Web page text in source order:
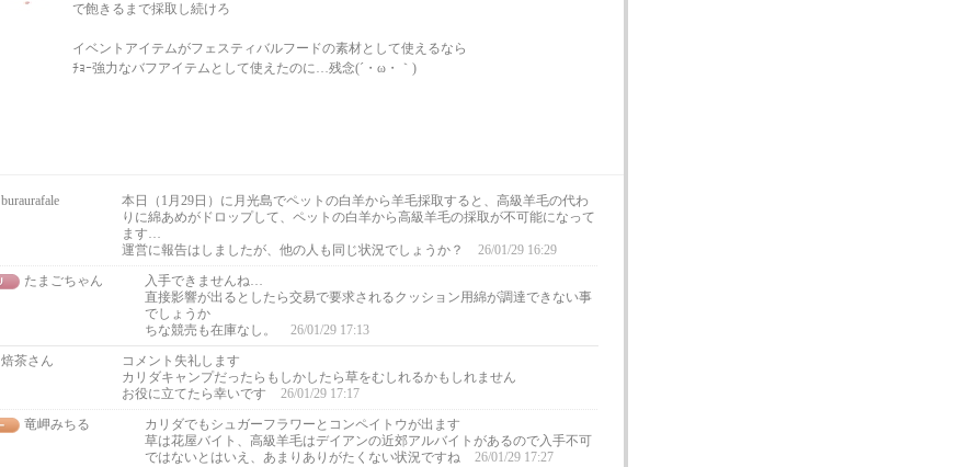
で飽きるまで採取し続けろ
イベントアイテムがフェスティバルフードの素材として使えるなら
ﾁｮｰ強力なバフアイテムとして使えたのに…残念(´・ω・｀)
buraurafale
本日（1月29日）に月光島でペットの白羊から羊毛採取すると、高級羊毛の代わ
りに綿あめがドロップして、ペットの白羊から高級羊毛の採取が不可能になって
ます…
運営に報告はしましたが、他の人も同じ状況でしょうか？
26/01/29 16:29
たまごちゃん
入手できませんね…
直接影響が出るとしたら交易で要求されるクッション用綿が調達できない事
でしょうか
ちな競売も在庫なし。
26/01/29 17:13
焙茶さん
コメント失礼します
カリダキャンプだったらもしかしたら草をむしれるかもしれません
お役に立てたら幸いです
26/01/29 17:17
竜岬みちる
カリダでもシュガーフラワーとコンペイトウが出ます
草は花屋バイト、高級羊毛はデイアンの近郊アルバイトがあるので入手不可
ではないとはいえ、あまりありがたくない状況ですね
26/01/29 17:27